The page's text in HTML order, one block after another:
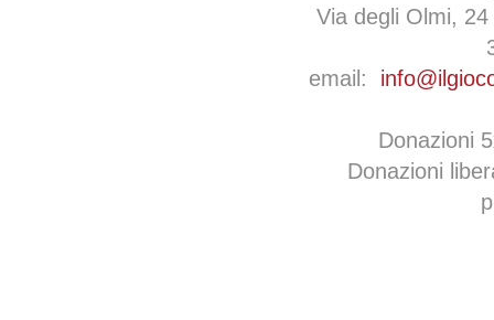
Via degli Olmi,
email:
Donazioni
Donazioni